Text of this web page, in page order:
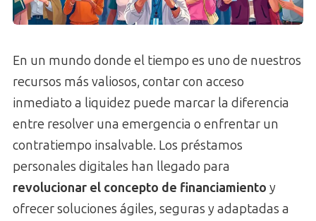
En un mundo donde el tiempo es uno de nuestros
recursos más valiosos, contar con acceso
inmediato a liquidez puede marcar la diferencia
entre resolver una emergencia o enfrentar un
contratiempo insalvable. Los préstamos
personales digitales han llegado para
revolucionar el concepto de financiamiento y
ofrecer soluciones ágiles, seguras y adaptadas a